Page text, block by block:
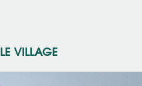
LE VILLAGE